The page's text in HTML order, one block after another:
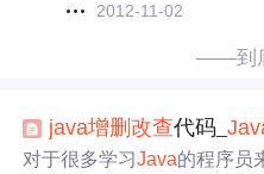
2012-11-02
——到
java增删改查代码_
对于很多学习Java的程序员